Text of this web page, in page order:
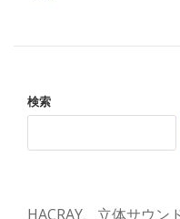
検索
HACRAY、立体サウン